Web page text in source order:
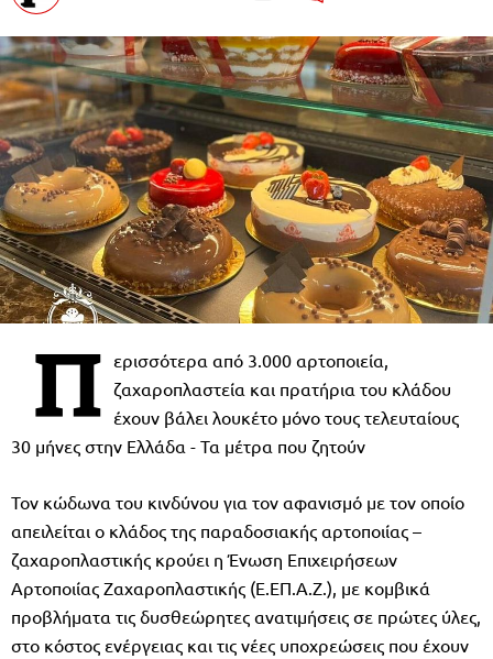
Π ερισσότερα από 3.000 αρτοποιεία,
ζαχαροπλαστεία και πρατήρια του κλάδου
έχουν βάλει λουκέτο μόνο τους τελευταίους
30 μήνες στην Ελλάδα - Τα μέτρα που ζητούν
Τον κώδωνα του κινδύνου για τον αφανισμό με τον οποίο
απειλείται ο κλάδος της παραδοσιακής αρτοποιίας –
ζαχαροπλαστικής κρούει η Ένωση Επιχειρήσεων
Αρτοποιίας Ζαχαροπλαστικής (Ε.ΕΠ.Α.Ζ.), με κομβικά
προβλήματα τις δυσθεώρητες ανατιμήσεις σε πρώτες ύλες,
στο κόστος ενέργειας και τις νέες υποχρεώσεις που έχουν